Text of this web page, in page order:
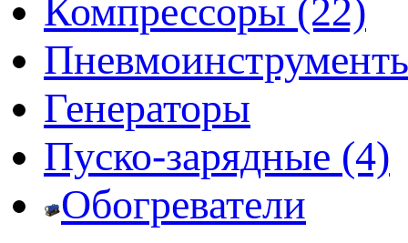
Компрессоры (22)
Генераторы
Пуско-зарядные (4)
Обогреватели